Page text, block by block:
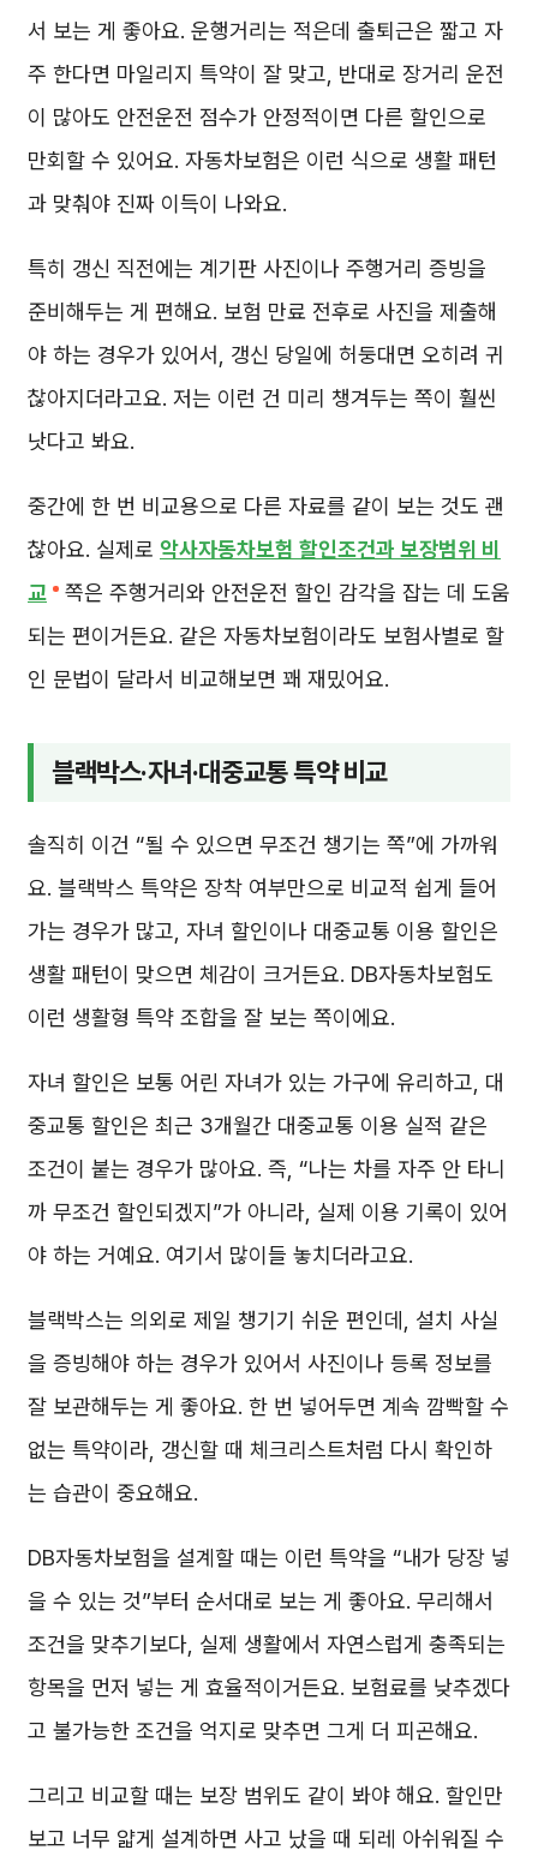
서 보는 게 좋아요. 운행거리는 적은데 출퇴근은 짧고 자
주 한다면 마일리지 특약이 잘 맞고, 반대로 장거리 운전
이 많아도 안전운전 점수가 안정적이면 다른 할인으로
만회할 수 있어요. 자동차보험은 이런 식으로 생활 패턴
과 맞춰야 진짜 이득이 나와요.
특히 갱신 직전에는 계기판 사진이나 주행거리 증빙을
준비해두는 게 편해요. 보험 만료 전후로 사진을 제출해
야 하는 경우가 있어서, 갱신 당일에 허둥대면 오히려 귀
찮아지더라고요. 저는 이런 건 미리 챙겨두는 쪽이 훨씬
낫다고 봐요.
중간에 한 번 비교용으로 다른 자료를 같이 보는 것도 괜
찮아요. 실제로 악사자동차보험 할인조건과 보장범위 비
교
쪽은 주행거리와 안전운전 할인 감각을 잡는 데 도움
되는 편이거든요. 같은 자동차보험이라도 보험사별로 할
인 문법이 달라서 비교해보면 꽤 재밌어요.
블랙박스·자녀·대중교통 특약 비교
솔직히 이건 “될 수 있으면 무조건 챙기는 쪽”에 가까워
요. 블랙박스 특약은 장착 여부만으로 비교적 쉽게 들어
가는 경우가 많고, 자녀 할인이나 대중교통 이용 할인은
생활 패턴이 맞으면 체감이 크거든요. DB자동차보험도
이런 생활형 특약 조합을 잘 보는 쪽이에요.
자녀 할인은 보통 어린 자녀가 있는 가구에 유리하고, 대
중교통 할인은 최근 3개월간 대중교통 이용 실적 같은
조건이 붙는 경우가 많아요. 즉, “나는 차를 자주 안 타니
까 무조건 할인되겠지”가 아니라, 실제 이용 기록이 있어
야 하는 거예요. 여기서 많이들 놓치더라고요.
블랙박스는 의외로 제일 챙기기 쉬운 편인데, 설치 사실
을 증빙해야 하는 경우가 있어서 사진이나 등록 정보를
잘 보관해두는 게 좋아요. 한 번 넣어두면 계속 깜빡할 수
없는 특약이라, 갱신할 때 체크리스트처럼 다시 확인하
는 습관이 중요해요.
DB자동차보험을 설계할 때는 이런 특약을 “내가 당장 넣
을 수 있는 것”부터 순서대로 보는 게 좋아요. 무리해서
조건을 맞추기보다, 실제 생활에서 자연스럽게 충족되는
항목을 먼저 넣는 게 효율적이거든요. 보험료를 낮추겠다
고 불가능한 조건을 억지로 맞추면 그게 더 피곤해요.
그리고 비교할 때는 보장 범위도 같이 봐야 해요. 할인만
보고 너무 얇게 설계하면 사고 났을 때 되레 아쉬워질 수